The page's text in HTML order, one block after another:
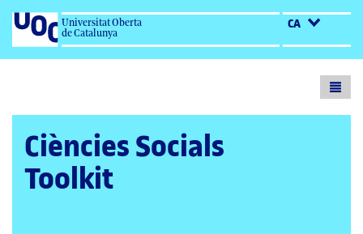
Universitat Oberta
de Catalunya
CA
Ciències Socials
Toolkit